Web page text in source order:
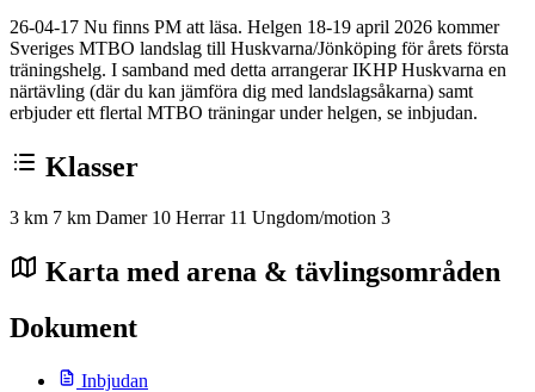
26-04-17 Nu finns PM att läsa. Helgen 18-19 april 2026 kommer
Sveriges MTBO landslag till Huskvarna/Jönköping för årets första
träningshelg. I samband med detta arrangerar IKHP Huskvarna en
närtävling (där du kan jämföra dig med landslagsåkarna) samt
erbjuder ett flertal MTBO träningar under helgen, se inbjudan.
Klasser
3 km 7 km Damer 10 Herrar 11 Ungdom/motion 3
Karta med arena & tävlingsområden
Dokument
Inbjudan